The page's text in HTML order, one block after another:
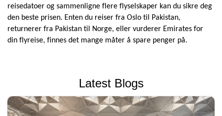
reisedatoer og sammenligne flere flyselskaper kan du sikre deg
den beste prisen. Enten du reiser fra Oslo til Pakistan,
returnerer fra Pakistan til Norge, eller vurderer Emirates for
din flyreise, finnes det mange måter å spare penger på.
Latest Blogs